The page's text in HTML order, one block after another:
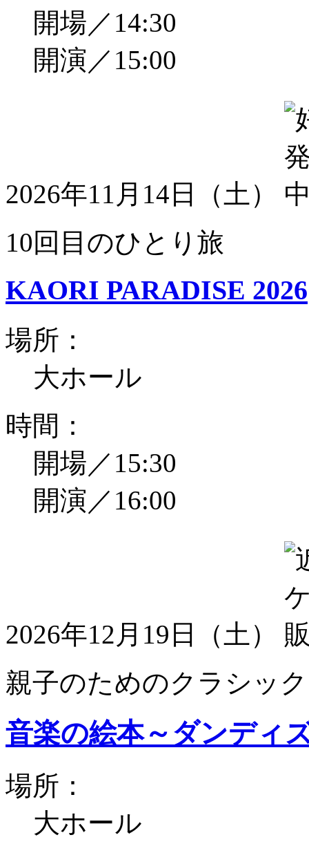
開場／14:30
開演／15:00
2026年11月14日（土）
10回目のひとり旅
KAORI PARADISE 2026
場所：
大ホール
時間：
開場／15:30
開演／16:00
2026年12月19日（土）
親子のためのクラシッ
音楽の絵本～ダンディ
場所：
大ホール